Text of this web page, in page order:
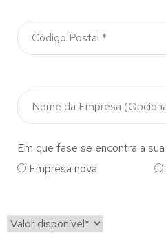
Em que fase se encontra a
Empresa nova